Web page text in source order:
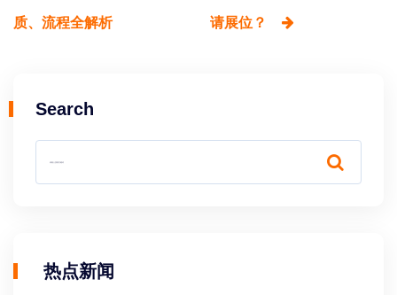
质、流程全解析 请展位？
Search
热点新闻